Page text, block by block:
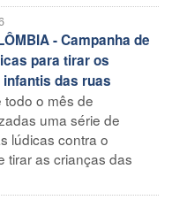
- Campanha de
para tirar os
das ruas
todo o mês de
uma série de
lúdicas contra o
tirar as crianças das